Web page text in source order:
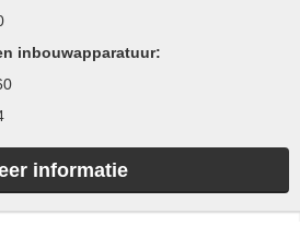
inbouwapparatuur:
informatie